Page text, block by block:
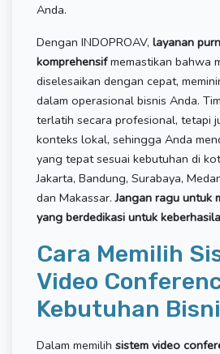
Anda.
Dengan INDOPROAV, layanan
komprehensifmemastikan bahwa
diselesaikan dengan cepat,
dalam operasional bisnis Anda.
terlatih secara profesional, tetapi
konteks lokal, sehingga Anda
yang tepat sesuai kebutuhan di
Jakarta, Bandung, Surabaya,
dan Makassar.Jangan ragu untuk
yang berdedikasi untuk
Cara Memilih
Video
Kebutuhan
Dalam memilih sistem video